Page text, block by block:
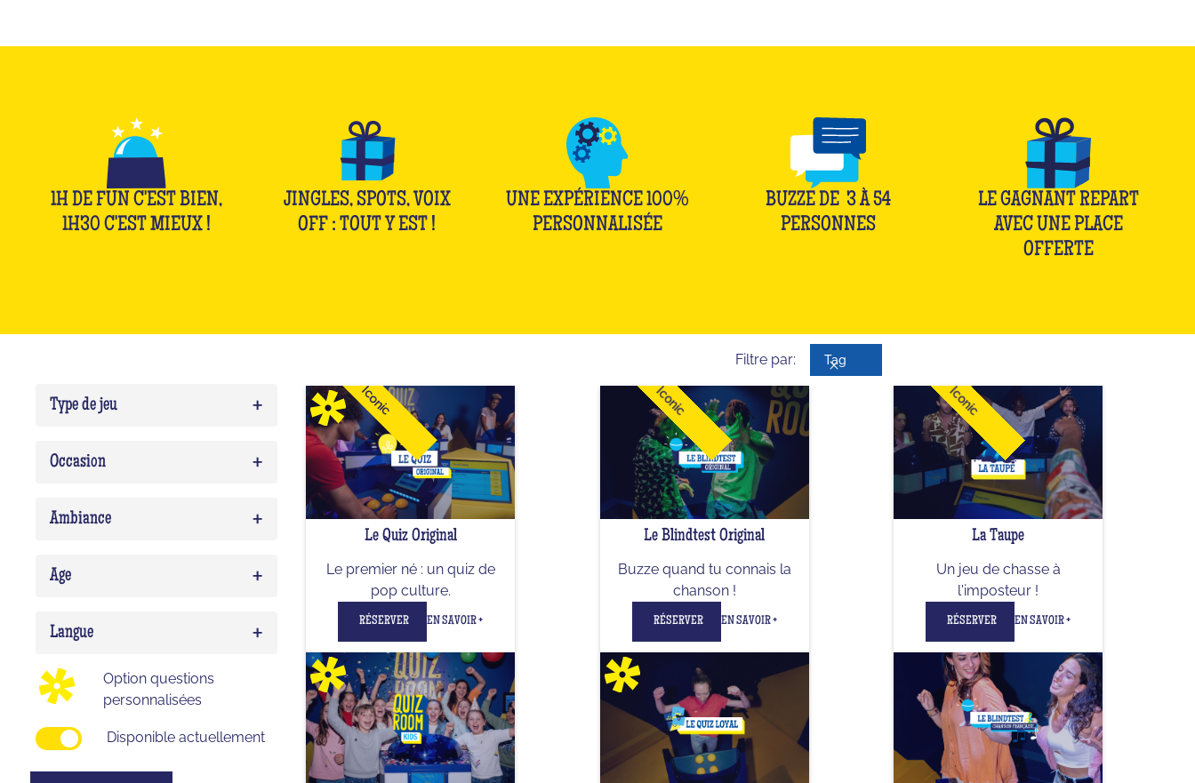
1H DE FUN C'EST BIEN,
1H30 C'EST MIEUX !
JINGLES, SPOTS, VOIX
OFF : TOUT Y EST !
UNE EXPÉRIENCE 100%
PERSONNALISÉE
BUZZE DE 3À54
PERSONNES
LE GAGNANT REPART
AVEC UNE PLACE
OFFERTE
Type de jeu +
Occasion +
0
Ambiance +
Impostor 0
Age +
Adulte
Langue +
Option questions
personnalisées
Disponible actuellement
Filtre par: Tag
Iconic
Le Quiz Original
Le premier né : un quiz de
pop culture.
RÉSERVER EN SAVOIR +
Iconic
Le Blindtest Original
Buzze quand tu connais la
chanson !
RÉSERVER EN SAVOIR +
Iconic
La Taupe
Un jeu de chasse à
l'imposteur !
RÉSERVER EN SAVOIR +